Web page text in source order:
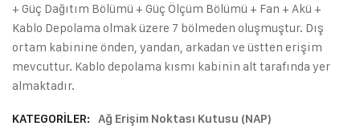
+ Güç Dağıtım Bölümü + Güç Ölçüm Bölümü + Fan + Akü +
Kablo Depolama olmak üzere 7 bölmeden oluşmuştur. Dış
ortam kabinine önden, yandan, arkadan ve üstten erişim
mevcuttur. Kablo depolama kısmı kabinin alt tarafında yer
almaktadır.
KATEGORILER: Ağ Erişim Noktası Kutusu (NAP)